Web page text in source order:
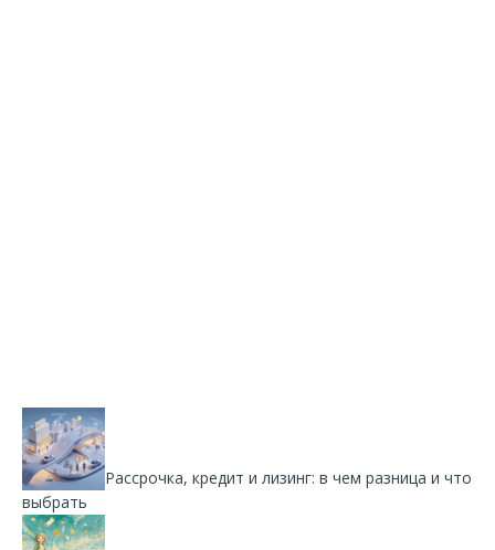
Рассрочка, кредит и лизинг: в чем разница и что
выбрать